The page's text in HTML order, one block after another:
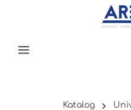
Zum Hauptinhalt
Katalog